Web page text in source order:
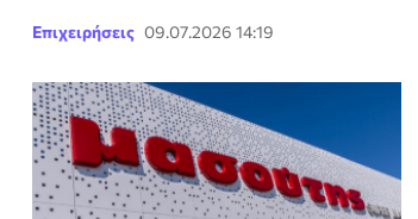
Επιχειρήσεις 09.07.2026 14:19